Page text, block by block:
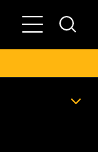
Menú